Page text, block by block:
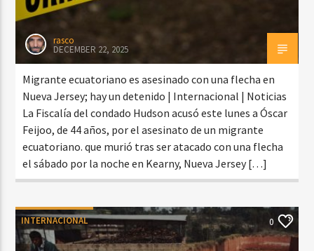
rasco
DECEMBER 22, 2025
Migrante ecuatoriano es asesinado con una flecha en
Nueva Jersey; hay un detenido | Internacional | Noticias
La Fiscalía del condado Hudson acusó este lunes a Óscar
Feijoo, de 44 años, por el asesinato de un migrante
ecuatoriano. que murió tras ser atacado con una flecha
el sábado por la noche en Kearny, Nueva Jersey […]
INTERNACIONAL 0